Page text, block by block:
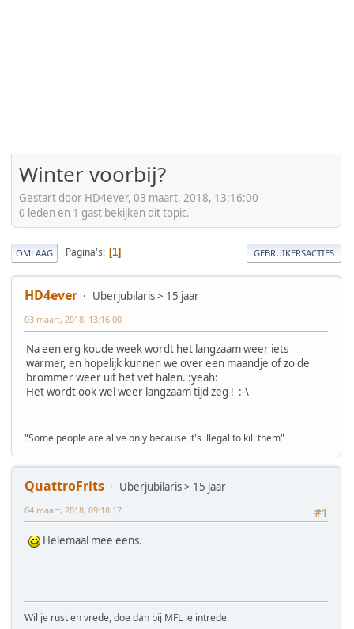
Winter voorbij?
Gestart door HD4ever, 03 maart, 2018, 13:16:00
0 leden en 1 gast bekijken dit topic.
OMLAAG Pagina's 1 GEBRUIKERSACTIES
HD4ever Uberjubilaris > 15 jaar
03 maart, 2018, 13:16:00
Na een erg koude week wordt het langzaam weer iets
warmer, en hopelijk kunnen we over een maandje of zo de
brommer weer uit het vet halen. :yeah:
Het wordt ook wel weer langzaam tijd zeg ! :-\
"Some people are alive only because it's illegal to kill them"
QuattroFrits
Uberjubilaris > 15 jaar
#1
04 maart, 2018, 09:18:17
Helemaal mee eens.
Wil je rust en vrede, doe dan bij MFL je intrede.